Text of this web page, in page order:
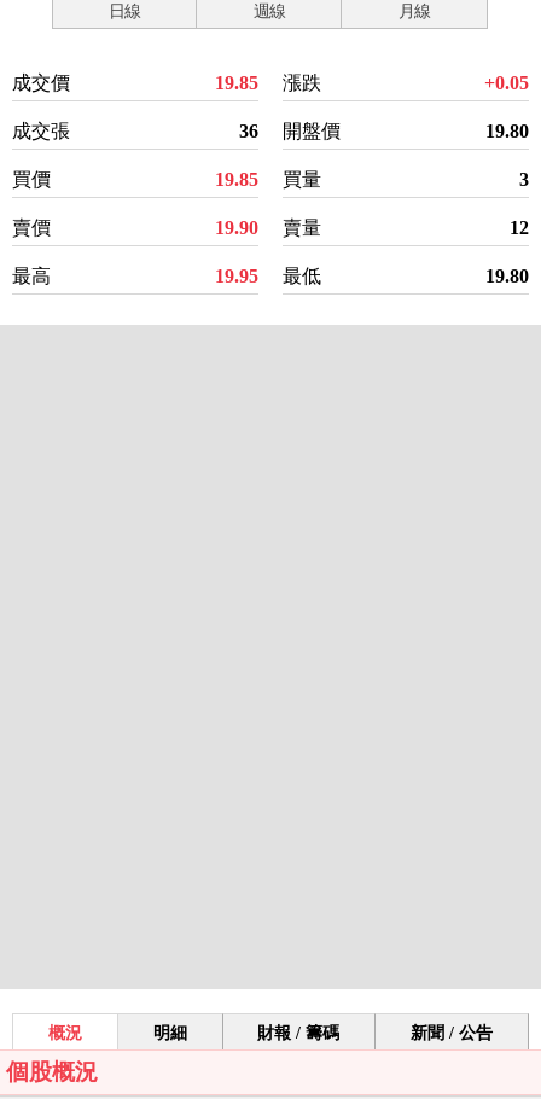
日線 週線 月線
成交價 19.85
成交張 36
買價 19.85
賣價 19.90
最高 19.95
漲跌 +0.05
開盤價 19.80
買量 3
賣量 12
最低 19.80
概況 明細 財報 / 籌碼 新聞 / 公告
個股概況